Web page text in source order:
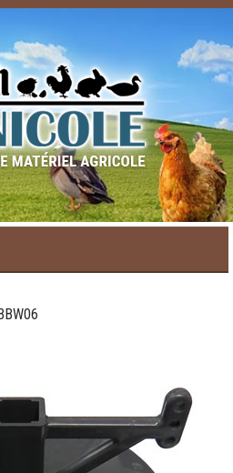
saisonniers
produits